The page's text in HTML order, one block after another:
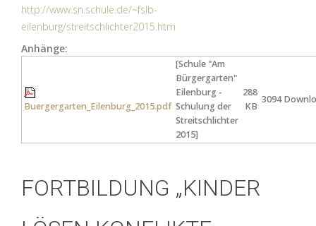
http://www.sn.schule.de/~fslb-
eilenburg/streitschlichter2015.htm
Anhänge:
Buergergarten_Eilenburg_2015.pdf
[Schule "Am
Bürgergarten"
Eilenburg -
Schulung der
Streitschlichter
2015]
288
KB
3094
FORTBILDUNG „KINDER